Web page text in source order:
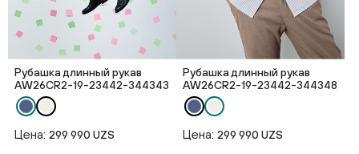
Рубашка длинный рукав
AW26CR2-19-23442-344343
Цена: 299 990 UZS
Рубашка длинный рукав
AW26CR2-19-23442-344348
Цена: 299 990 UZS